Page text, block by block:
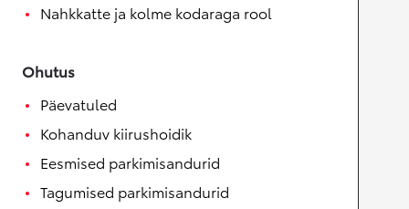
Nahkkatte ja kolme kodaraga rool
Ohutus
Päevatuled
Kohanduv kiirushoidik
Eesmised parkimisandurid
Tagumised parkimisandurid